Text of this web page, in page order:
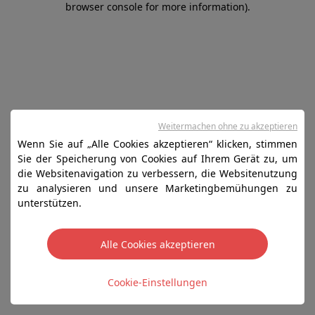
browser console for more information).
Wenn Sie auf „Alle Cookies akzeptieren“ klicken, stimmen
Sie der Speicherung von Cookies auf Ihrem Gerät zu, um
die Websitenavigation zu verbessern, die Websitenutzung
zu analysieren und unsere Marketingbemühungen zu
unterstützen.
Alle Cookies akzeptieren
Cookie-Einstellungen
Weitermachen ohne zu akzeptieren